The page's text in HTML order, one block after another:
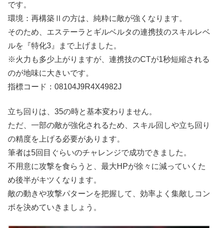
です。
環境：再構築Ⅱの方は、純粋に敵が強くなります。
そのため、エステーラとギルベルタの連携技のスキルレベ
ルを『特化3』まで上げました。
※火力も多少上がりますが、連携技のCTが1秒短縮される
のが地味に大きいです。
指標コード：08104J9R4X4982J
立ち回りは、35の時と基本変わりません。
ただ、一部の敵が強化されるため、スキル回しや立ち回り
の精度を上げる必要があります。
筆者は5回目ぐらいのチャレンジで成功できました。
不用意に攻撃を食らうと、最大HPが徐々に減っていくた
め後半がキツくなります。
敵の動きや攻撃パターンを把握して、効率よく集敵しコン
ボを決めていきましょう。